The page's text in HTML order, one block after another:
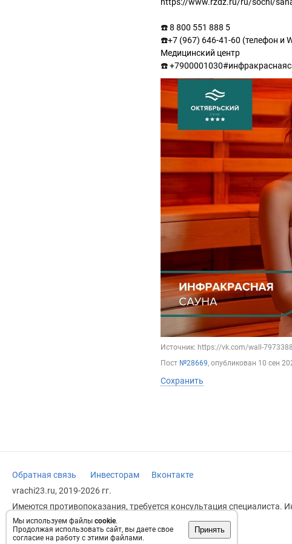
Мы используем файлы cookie.
Продолжая использовать сайт, вы даете свое
согласие на работу с этими файлами.
Принять
☎️ 8 800 551 888 5
☎️+7 (967) 646-41-60 (телефон и
Медицинский центр
☎️
Источник: https://vk.com/wall-
Пост №28669, опубликован 10 сен
Сохранить
Обратная связь Инвесторам
Вконтакте
vrachi23.ru, 2019-2026 гг.
Имеются противопоказания, требуется консультация специалиста.
заменяет прием врача.
Возрастное ограничение: 18+